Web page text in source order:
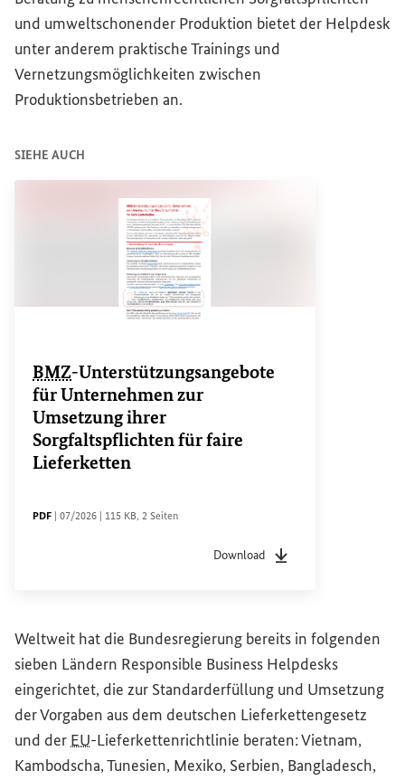
und umweltschonender Produktion bietet der Helpdesk
unter anderem praktische Trainings und
Vernetzungsmöglichkeiten zwischen
Produktionsbetrieben an.
SIEHE AUCH
BMZ-Unterstützungsangebote
für Unternehmen zur
Umsetzung ihrer
Sorgfaltspflichten für faire
Lieferketten
DATEITYP
PDF Sachstandsdatum
07/2026 Dateigröße
115 KB, Seiten
2 Seiten
Download
DateityppdfSachstandsdatum
Weltweit hat die Bundesregierung bereits in folgenden
sieben Ländern Responsible Business Helpdesks
eingerichtet, die zur Standarderfüllung und Umsetzung
der Vorgaben aus dem deutschen Lieferkettengesetz
und der EU-Lieferkettenrichtlinie beraten: Vietnam,
Kambodscha, Tunesien, Mexiko, Serbien, Bangladesch,